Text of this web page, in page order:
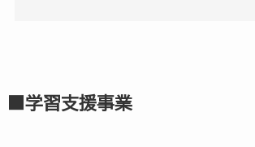
■学習支援事業